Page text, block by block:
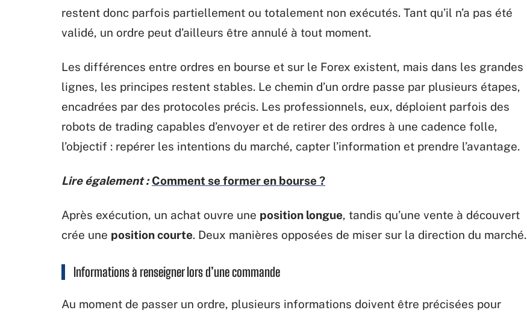
restent donc parfois partiellement ou totalement non exécutés. Tant qu’il n’a pas été
validé, un ordre peut d’ailleurs être annulé à tout moment.
Les différences entre ordres en bourse et sur le Forex existent, mais dans les grandes
lignes, les principes restent stables. Le chemin d’un ordre passe par plusieurs étapes,
encadrées par des protocoles précis. Les professionnels, eux, déploient parfois des
robots de trading capables d’envoyer et de retirer des ordres à une cadence folle,
l’objectif : repérer les intentions du marché, capter l’information et prendre l’avantage.
Lire également : Comment se former en bourse ?
Après exécution, un achat ouvre une position longue, tandis qu’une vente à découvert
crée une position courte. Deux manières opposées de miser sur la direction du marché.
Informations à renseigner lors d’une commande
Au moment de passer un ordre, plusieurs informations doivent être précisées pour